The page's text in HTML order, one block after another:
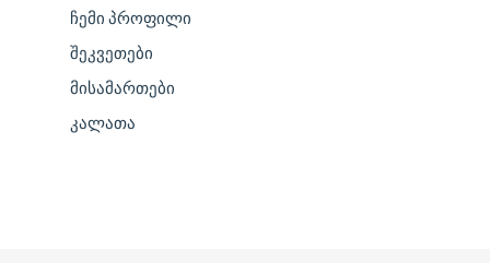
ჩემი პროფილი
შეკვეთები
მისამართები
კალათა